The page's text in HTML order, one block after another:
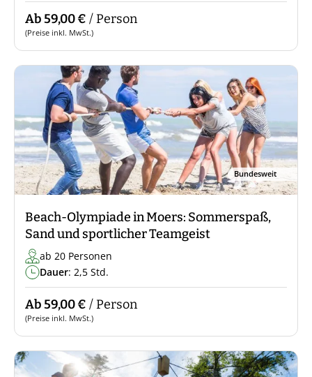
Ab 59,00 € / Person
(Preise inkl. MwSt.)
Bundesweit
Beach-Olympiade in Moers: Sommerspaß,
Sand und sportlicher Teamgeist
ab 20 Personen
Dauer: 2,5 Std.
Ab 59,00 € / Person
(Preise inkl. MwSt.)